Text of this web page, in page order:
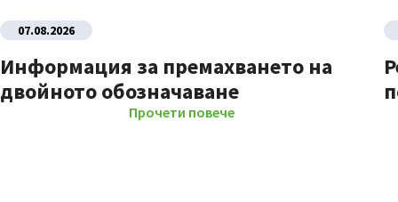
07.08.2026
Информация за премахването на
двойното обозначаване
Прочети повече